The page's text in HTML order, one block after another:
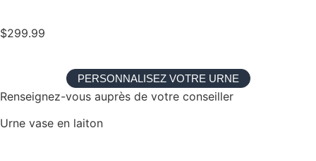
$299.99
PERSONNALISEZ VOTRE URNE
Renseignez-vous auprès de votre conseiller
Urne vase en laiton